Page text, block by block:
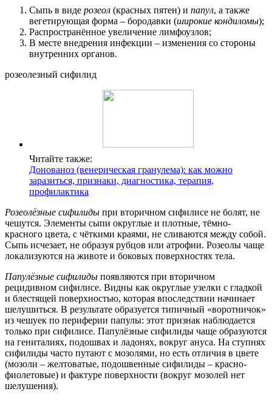
Сыпь в виде розеол (красных пятен) и папул, а также
вегетирующая форма – бородавки (широкие кондиломы);
Распространённое увеличение лимфоузлов;
В месте внедрения инфекции – изменения со стороны
внутренних органов.
розеолезный сифилид
Читайте также:
Донованоз (венерическая гранулема): как можно
заразиться, признаки, диагностика, терапия,
профилактика
Розеолёзные сифилиды при вторичном сифилисе не болят, не
чешутся. Элементы сыпи округлые и плотные, тёмно-
красного цвета, с чёткими краями, не сливаются между собой.
Сыпь исчезает, не образуя рубцов или атрофии. Розеолы чаще
локализуются на животе и боковых поверхностях тела.
Папулёзные сифилиды появляются при вторичном
рецидивном сифилисе. Видны как округлые узелки с гладкой
и блестящей поверхностью, которая впоследствии начинает
шелушиться. В результате образуется типичный «воротничок»
из чешуек по периферии папулы: этот признак наблюдается
только при сифилисе. Папулёзные сифилиды чаще образуются
на гениталиях, подошвах и ладонях, вокруг ануса. На ступнях
сифилиды часто путают с мозолями, но есть отличия в цвете
(мозоли – желтоватые, подошвенные сифилиды – красно-
фиолетовые) и фактуре поверхности (вокруг мозолей нет
шелушения).